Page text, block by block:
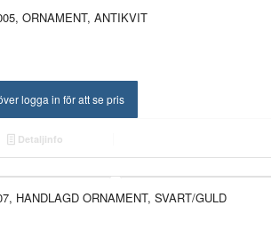
ORNAMENT, ANTIKVIT
logga in för att se pris
Detaljinfo
NYHET!
HANDLAGD ORNAMENT, SVART/GULD